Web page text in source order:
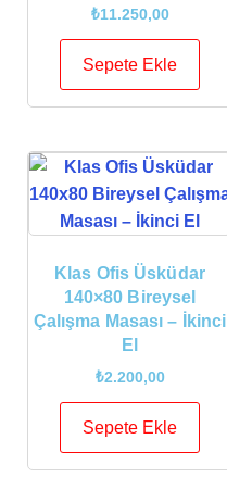
₺11.250,00
Sepete Ekle
Klas Ofis Üsküdar
140×80 Bireysel
Çalışma Masası – İkinci
El
₺2.200,00
Sepete Ekle